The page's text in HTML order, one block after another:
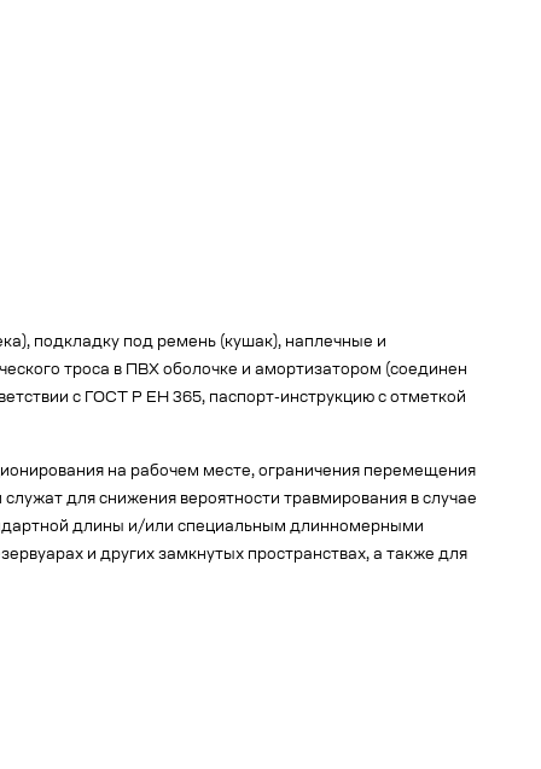
подкладку под ремень (кушак), наплечные и
троса в ПВХ оболочке и амортизатором (соединен
с ГОСТ Р ЕН 365, паспорт-инструкцию с отметкой
на рабочем месте, ограничения перемещения
для снижения вероятности травмирования в случае
длины и/или специальным длинномерными
и других замкнутых пространствах, а также для